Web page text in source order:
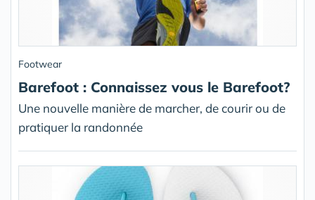
Footwear
Barefoot : Connaissez vous le Barefoot?
Une nouvelle manière de marcher, de courir ou de
pratiquer la randonnée